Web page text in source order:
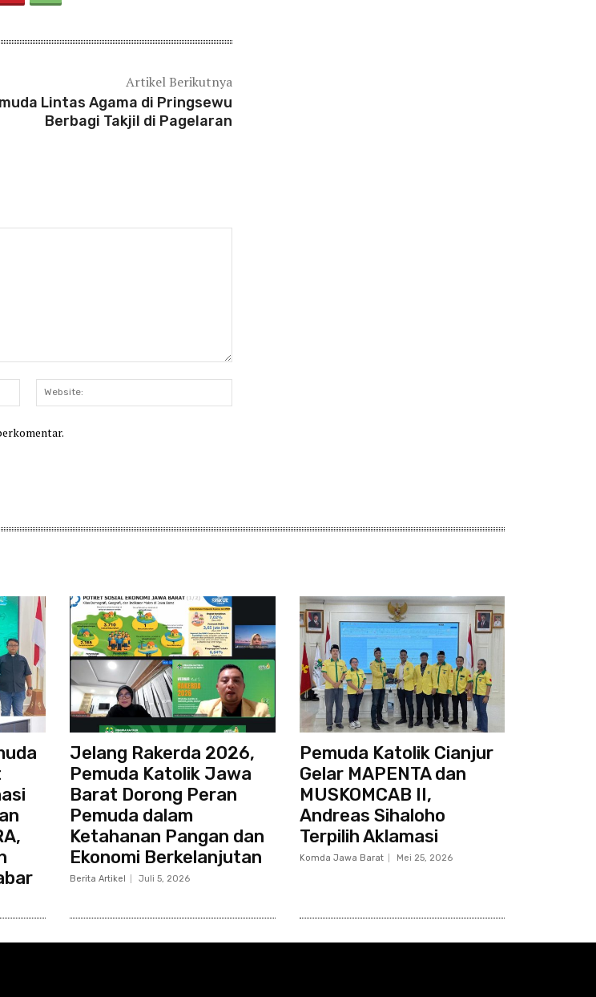
Artikel Berikutnya
Lintas Agama di Pringsewu
Berbagi Takjil di Pagelaran
Email:*
Jelang Rakerda 2026,
Pemuda Katolik Jawa
Barat Dorong Peran
Pemuda dalam
Ketahanan Pangan dan
Ekonomi Berkelanjutan
Berita Artikel Juli 5, 2026
Pemuda Katolik Cianjur
Gelar MAPENTA dan
MUSKOMCAB II,
Andreas Sihaloho
Terpilih Aklamasi
Komda Jawa Barat Mei 25, 2026